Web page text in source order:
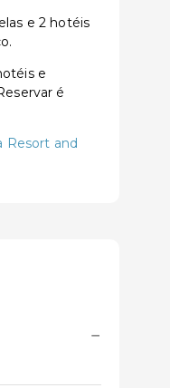
e 2 hotéis
e
é
Resort and
−